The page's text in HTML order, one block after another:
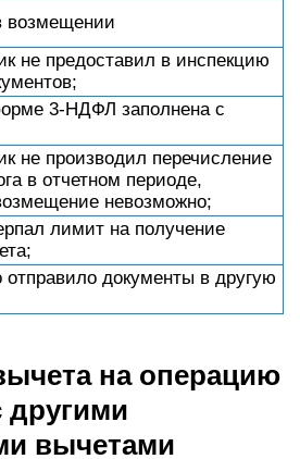
возмещении
не предоставил в инспекцию
3-НДФЛ заполнена с
не производил перечисление
в отчетном периоде,
невозможно;
лимит на получение
документы в другую
на операцию
другими
вычетами